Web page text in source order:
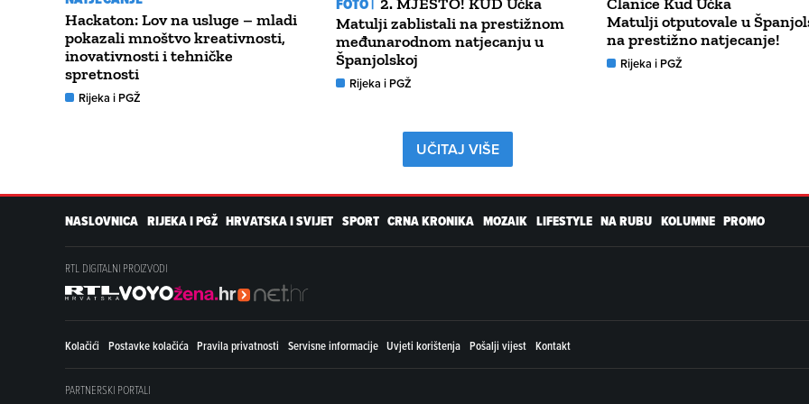
Hackaton: Lov na usluge – mladi
pokazali mnoštvo kreativnosti,
inovativnosti i tehničke
spretnosti
Rijeka i PGŽ
Matulji zablistali na prestižnom
međunarodnom natjecanju u
Španjolskoj
Rijeka i PGŽ
Matulji otputovale u
na prestižno natjecanje!
Rijeka i PGŽ
UČITAJ VIŠE
NASLOVNICA RIJEKA I PGŽ HRVATSKA I SVIJET SPORT CRNA KRONIKA MOZAIK LIFESTYLE NA RUBU KOLUMNE PROMO
RTL DIGITALNI PROIZVODI
Kolačići Postavke kolačića Pravila privatnosti Servisne informacije Uvjeti korištenja Pošalji vijest Kontakt
PARTNERSKI PORTALI